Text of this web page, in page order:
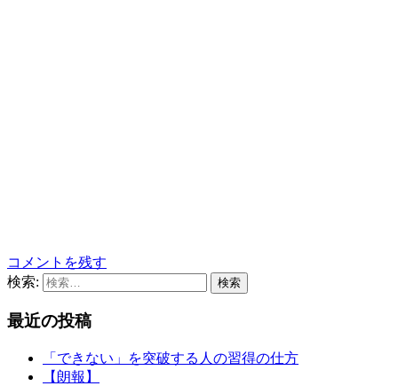
コメントを残す
検索:
最近の投稿
「できない」を突破する人の習得の仕方
【朗報】